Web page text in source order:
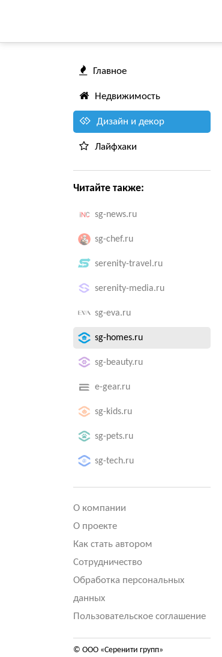
Главное
Недвижимость
Дизайн и декор
Лайфхаки
Читайте также:
sg-news.ru
sg-chef.ru
serenity-travel.ru
serenity-media.ru
sg-eva.ru
sg-homes.ru
sg-beauty.ru
e-gear.ru
sg-kids.ru
sg-pets.ru
sg-tech.ru
О компании
О проекте
Как стать автором
Сотрудничество
Обработка персональных
данных
Пользовательское соглашение
© ООО «Серенити групп»